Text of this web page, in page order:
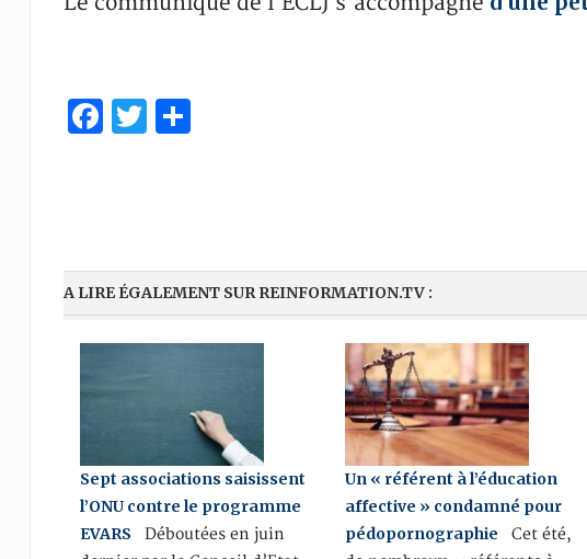
Facebook
Twitter
Partager
A LIRE ÉGALEMENT SUR REINFORMATION.TV :
Sept associations saisissent
l’ONU contre le programme
EVARS Déboutées en juin
Un « référent à l’éducation
affective » condamné pour
pédopornographie Cet été,